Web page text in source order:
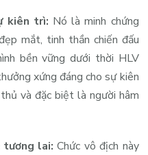
kiên trì: Nó là minh chứng
mắt, tinh thần chiến đấu
bền vững dưới thời HLV
xứng đáng cho sự kiên
và đặc biệt là người hâm
tương lai: Chức vô địch này